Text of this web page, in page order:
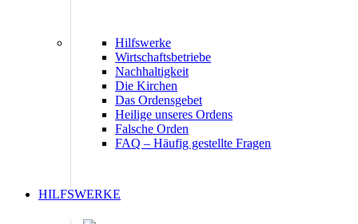
Hilfswerke
Wirtschaftsbetriebe
Nachhaltigkeit
Die Kirchen
Das Ordensgebet
Heilige unseres Ordens
Falsche Orden
FAQ – Häufig gestellte Fragen
HILFSWERKE